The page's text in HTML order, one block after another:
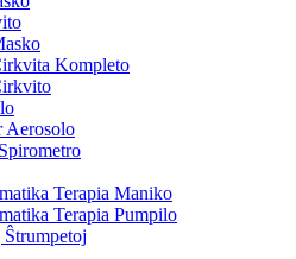
Kompleto
Aerosolo
Terapia Maniko
Terapia Pumpilo